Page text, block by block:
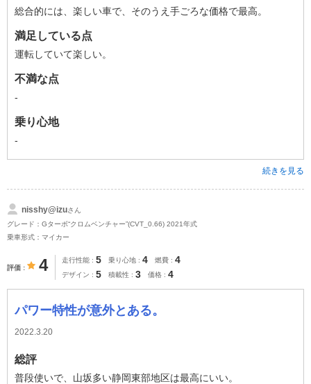
総合的には、楽しい車で、そのうえ手ごろな価格で最高。
満足している点
運転していて楽しい。
不満な点
-
乗り心地
-
続きを見る
nisshy@izuさん
グレード：Gターボ“クロムベンチャー”(CVT_0.66) 2021年式
乗車形式：マイカー
評価 4 走行性能 5 乗り心地 4 燃費 4
デザイン 5 積載性 3 価格 4
パワー特性が意外とある。
2022.3.20
総評
普段使いで、山坂多い静岡東部地区は最高にいい。